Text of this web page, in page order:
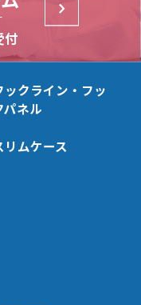
ズナブルモデル)
B
付
ックライン・フッ
パネル
リムケース